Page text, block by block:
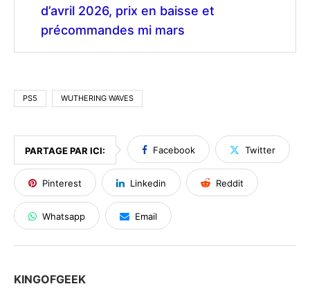
d’avril 2026, prix en baisse et
précommandes mi mars
PS5 WUTHERING WAVES
PARTAGE PAR ICI: Facebook Twitter
Pinterest Linkedin Reddit
Whatsapp Email
KINGOFGEEK